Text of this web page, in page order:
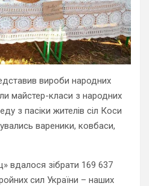
вироби народних
майстер-класи з народних
з пасіки жителів сіл Коси
вареники, ковбаси,
вдалося зібрати 169 637
сил України – наших